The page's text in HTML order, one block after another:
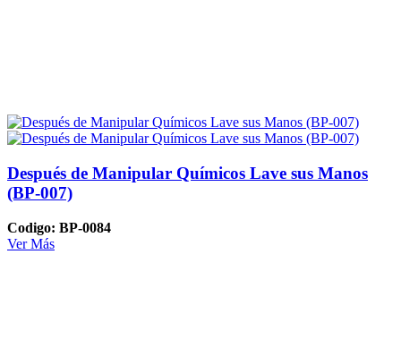
Después de Manipular Químicos Lave sus Manos
(BP-007)
Codigo: BP-0084
Ver Más